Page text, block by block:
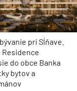
pri Sĺňave.
Residence
do obce Banka
bytov a